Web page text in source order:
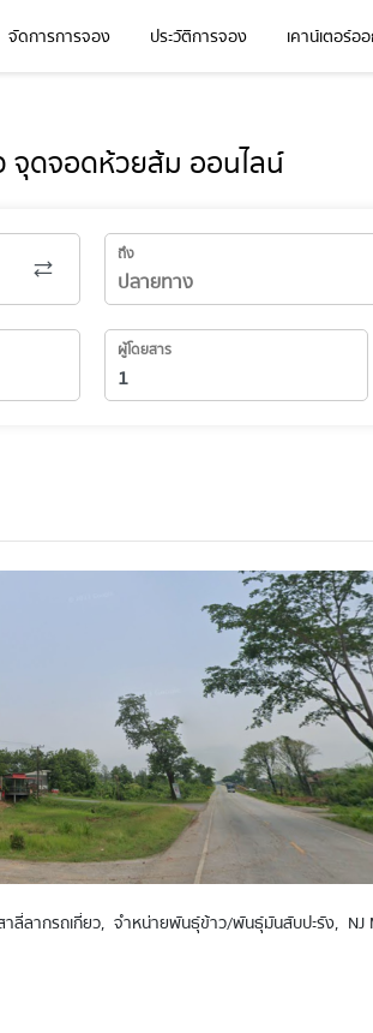
จัดการการจอง ประวัติการจอง เคาน์เตอร์อ
จุดจอดห้วยส้ม ออนไลน์
ถึง
ผู้โดยสาร
าลี่ลากรถเกี่ยว, จำหน่ายพันธุ์ข้าว/พันธุ์มันสับปะรัง,